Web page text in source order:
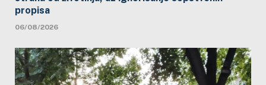
propisa
06/08/2026